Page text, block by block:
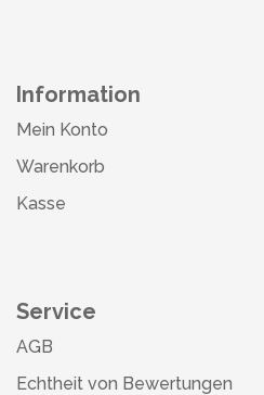
Information
Mein Konto
Warenkorb
Kasse
Service
AGB
Echtheit von Bewertungen